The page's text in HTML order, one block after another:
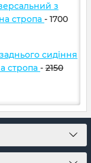
з
стропа - 1700
сидіння
стропа - 2150